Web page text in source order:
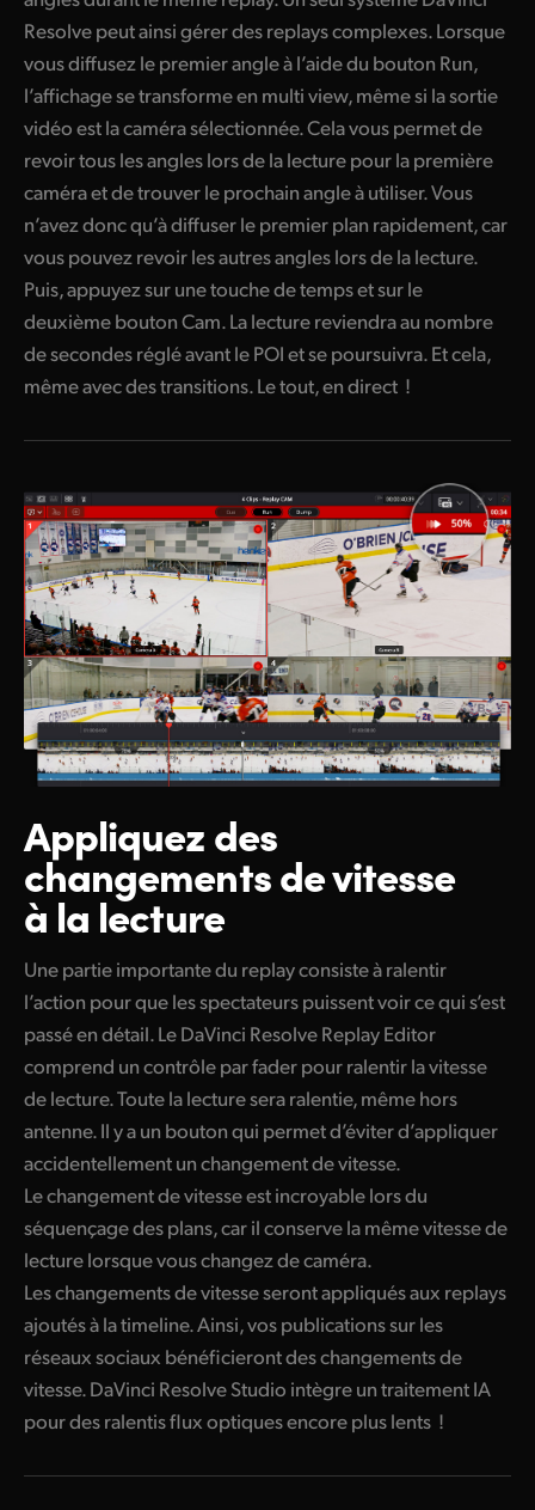
Resolve peut ainsi gérer des replays complexes. Lorsque
vous diffusez le premier angle à l’aide du bouton Run,
l’affichage se transforme en multi view, même si la sortie
vidéo est la caméra sélectionnée. Cela vous permet de
revoir tous les angles lors de la lecture pour la première
caméra et de trouver le prochain angle à utiliser. Vous
n’avez donc qu’à diffuser le premier plan rapidement, car
vous pouvez revoir les autres angles lors de la lecture.
Puis, appuyez sur une touche de temps et sur le
deuxième bouton Cam. La lecture reviendra au nombre
de secondes réglé avant le POI et se poursuivra. Et cela,
même avec des transitions. Le tout, en direct !
Appliquez des
changementsde vitesse
à la lecture
Une partie importante du replay consiste à ralentir
l’action pour que les spectateurs puissent voir ce qui s’est
passé en détail. Le DaVinci Resolve Replay Editor
comprend un contrôle par fader pour ralentir la vitesse
de lecture. Toute la lecture sera ralentie, même hors
antenne. Il y a un bouton qui permet d’éviter d’appliquer
accidentellement un changement de vitesse.
Le changement de vitesse est incroyable lors du
séquençage des plans, car il conserve la même vitesse de
lecture lorsque vous changez de caméra.
Les changements de vitesse seront appliqués aux replays
ajoutés à la timeline. Ainsi, vos publications sur les
réseaux sociaux bénéficieront des changements de
vitesse. DaVinci Resolve Studio intègre un traitement IA
pour des ralentis flux optiques encore plus lents !